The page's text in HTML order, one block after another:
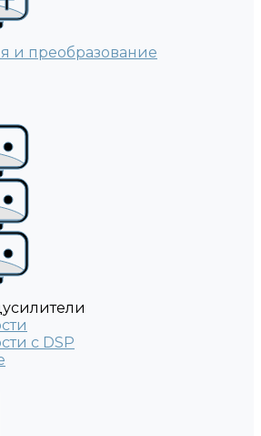
и преобразование
с DSP